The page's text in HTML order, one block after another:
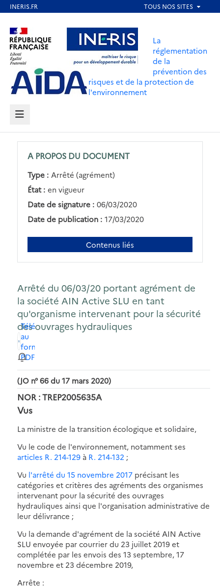
contenu
principal
Aller au contenu Aller au menu
Aller au pied de page
La
réglementation
de la
prévention des
risques et de la protection de
l'environnement
MENU
A PROPOS DU DOCUMENT
Type : Arrêté (agrément)
État : en vigueur
Date de signature : 06/03/2020
Date de publication : 17/03/2020
Contenus liés
Arrêté du 06/03/20 portant agrément de
la société AIN Active SLU en tant
qu'organisme intervenant pour la sécurité
des ouvrages hydrauliques
Télécharger
au
format
PDF
(JO n° 66 du 17 mars 2020)
NOR : TREP2005635A
Vus
La ministre de la transition écologique et solidaire,
Vu le code de l'environnement, notamment ses
articles R. 214-129 à R. 214-132 ;
Vu l'arrêté du 15 novembre 2017 précisant les
catégories et critères des agréments des organismes
intervenant pour la sécurité des ouvrages
hydrauliques ainsi que l'organisation administrative de
leur délivrance ;
Vu la demande d'agrément de la société AIN Active
SLU envoyée par courrier du 23 juillet 2019 et
complétée par les envois des 13 septembre, 17
novembre et 23 décembre 2019,
Arrête :